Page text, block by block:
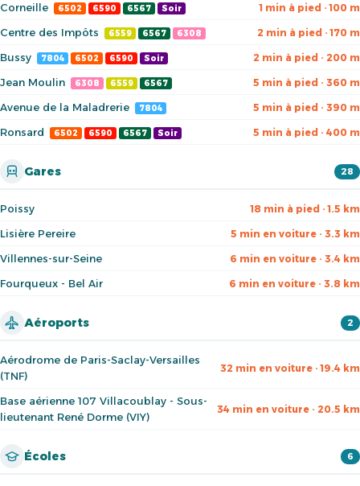
Corneille 6502 6590 6567 Soir 1 min à pied · 100 m
Centre des Impôts 6559 6567 6308 2 min à pied · 170 m
Bussy 7804 6502 6590 Soir 2 min à pied · 200 m
Jean Moulin 6308 6559 6567 5 min à pied · 360 m
Avenue de la Maladrerie 7804 5 min à pied · 390 m
Ronsard 6502 6590 6567 Soir 5 min à pied · 400 m
Gares 28
Poissy 18 min à pied · 1.5 km
Lisière Pereire 5 min en voiture · 3.3 km
Villennes-sur-Seine 6 min en voiture · 3.4 km
Fourqueux - Bel Air 6 min en voiture · 3.8 km
Aéroports 2
Aérodrome de Paris-Saclay-Versailles
(TNF)
32 min en voiture · 19.4 km
Base aérienne 107 Villacoublay - Sous-
lieutenant René Dorme (VIY)
34 min en voiture · 20.5 km
Écoles 6